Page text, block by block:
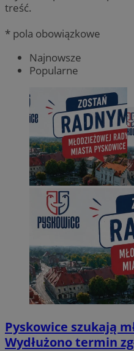
treść.
* pola obowiązkowe
Najnowsze
Popularne
Pyskowice szukają
Wydłużono termin